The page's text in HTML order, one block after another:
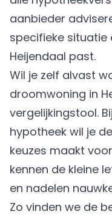
aanbieder
specifieke situatie
Heijendaal past.
Wil je zelf alvast
droomwoning in
vergelijkingstool.
hypotheek wil je
keuzes maakt
kennen de kleine
en nadelen
Zo vinden we de